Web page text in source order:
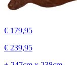
€ 179,95
€ 239,95